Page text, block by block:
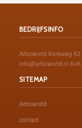
BEDRIJFSINFO
Arboworld Kerkweg
info@arboworld.nl
SITEMAP
Arboworld
contact